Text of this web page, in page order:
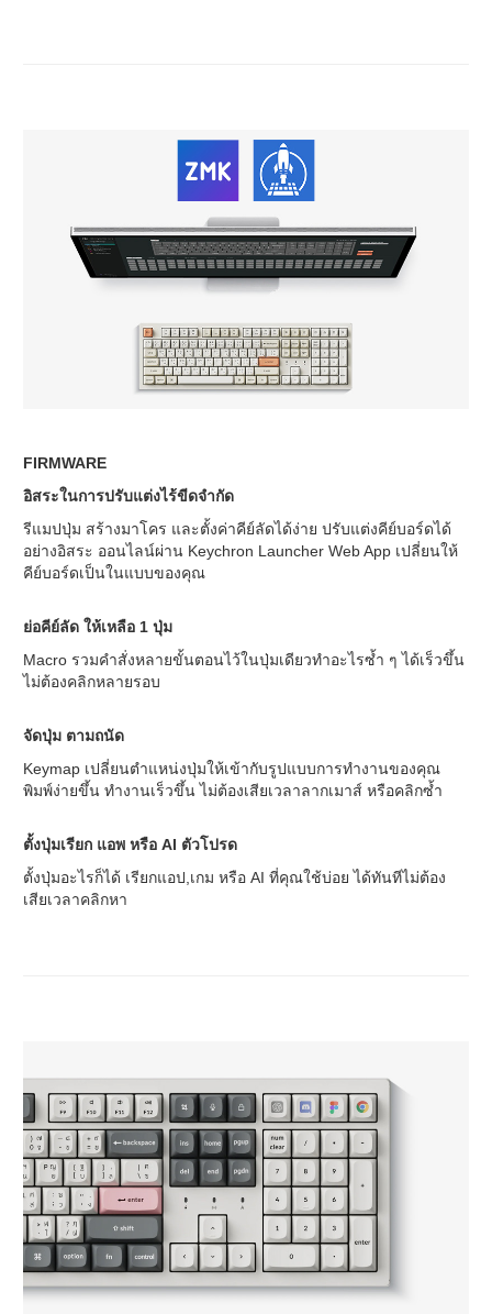
FIRMWARE
อิสระในการปรับแต่งไร้ขีดจำกัด
รีแมปปุ่ม สร้างมาโคร และตั้งค่าคีย์ลัดได้ง่าย ปรับแต่งคีย์บอร์ดได้
อย่างอิสระ ออนไลน์ผ่าน Keychron Launcher Web App เปลี่ยนให้
คีย์บอร์ดเป็นในแบบของคุณ
ย่อคีย์ลัด ให้เหลือ 1 ปุ่ม
Macro รวมคำสั่งหลายขั้นตอนไว้ในปุ่มเดียวทำอะไรซ้ำ ๆ ได้เร็วขึ้น
ไม่ต้องคลิกหลายรอบ
จัดปุ่ม ตามถนัด
Keymap เปลี่ยนตำแหน่งปุ่มให้เข้ากับรูปแบบการทำงานของคุณ
พิมพ์ง่ายขึ้น ทำงานเร็วขึ้น ไม่ต้องเสียเวลาลากเมาส์ หรือคลิกซ้ำ
ตั้งปุ่มเรียก แอพ หรือ AI ตัวโปรด
ตั้งปุ่มอะไรก็ได้ เรียกแอป,เกม หรือ AI ที่คุณใช้บ่อย ได้ทันทีไม่ต้อง
เสียเวลาคลิกหา